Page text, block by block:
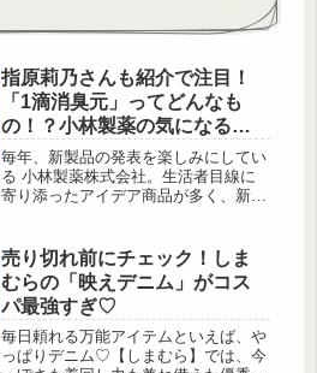
指原莉乃さんも紹介で注目！
「1滴消臭元」ってどんなも
の！？小林製薬の気になるア
イテムをチェック
毎年、新製品の発表を楽しみにしてい
る 小林製薬株式会社。生活者目線に
寄り添ったアイデア商品が多く、新製
レ使用後に便器内へ1～2滴垂らすだけ
で、ニオイをすばやく消臭できる「1
滴消臭元」です。トイレ後に1～2滴。
香りでニオイを包み込む「1滴消臭
元」 出典）小林製薬株式会社 出典）
小林製薬株式会社 「1滴消臭元」は、
ト...
売り切れ前にチェック！しま
むらの「映えデニム」がコス
パ最強すぎ♡
毎日頼れる万能アイテムといえば、や
っぱりデニム♡【しまむら】では、今